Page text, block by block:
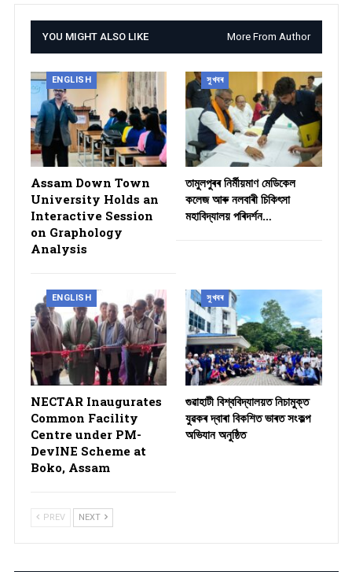
YOU MIGHT ALSO LIKE More From Author
ENGLISH
Assam Down Town
University Holds an
Interactive Session
on Graphology
Analysis
সুখবৰ
তামুলপুৰৰ নিৰ্মীয়মাণ মেডিকেল
কলেজ আৰু নলবাৰী চিকিৎসা
মহাবিদ্যালয় পৰিদৰ্শন…
ENGLISH
NECTAR Inaugurates
Common Facility
Centre under PM-
DevINE Scheme at
Boko, Assam
সুখবৰ
গুৱাহাটী বিশ্ববিদ্যালয়ত নিচামুক্ত
যুৱকৰ দ্বাৰা বিকশিত ভাৰত সংকল্প
অভিযান অনুষ্ঠিত
PREV NEXT